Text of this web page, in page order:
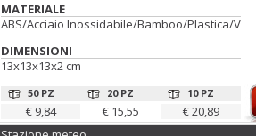
MATERIALE
ABS/Acciaio Inossidabile/Bamboo/Plastica/Vetro
DIMENSIONI
13x13x13x2 cm
50 PZ
€ 9,84
20 PZ
€ 15,55
10 PZ
€ 20,89